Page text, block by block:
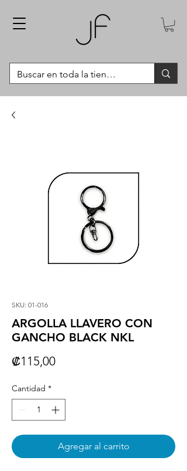
SKU: 01-016
ARGOLLA LLAVERO CON
GANCHO BLACK NKL
₡115,00Precio
Cantidad *
Agregar al carrito